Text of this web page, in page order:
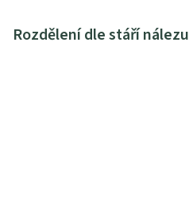
Rozdělení dle stáří nálezu